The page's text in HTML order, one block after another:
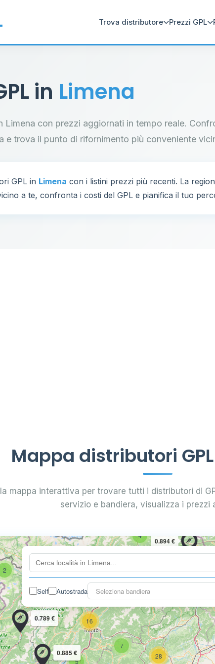
Trova distributore Prezzi GPL
in Limena
Limena con prezzi aggiornati in tempo reale.
e trova il punto di rifornimento più conveniente
GPL in Limena con i listini prezzi più recenti. La
a te, confronta i costi del GPL e pianifica il tuo
Mappa distributori
mappa interattiva per trovare tutti i distributori di
servizio e bandiera, visualizza i prezzi
Self Autostrada Seleziona bandiera
2
7
28
16
4
10
5
0.894 €
0.885 €
0.789 €